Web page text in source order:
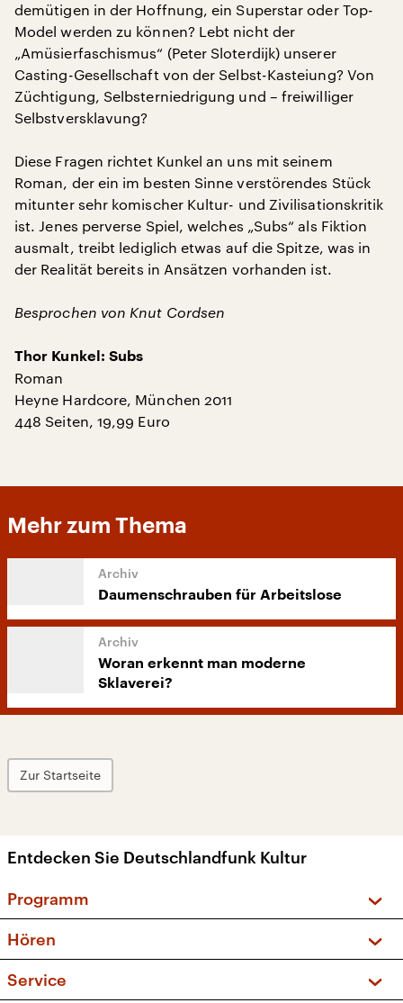
demütigen in der Hoffnung, ein Superstar oder Top-
Model werden zu können? Lebt nicht der
„Amüsierfaschismus“ (Peter Sloterdijk) unserer
Casting-Gesellschaft von der Selbst-Kasteiung? Von
Züchtigung, Selbsterniedrigung und – freiwilliger
Selbstversklavung?
Diese Fragen richtet Kunkel an uns mit seinem
Roman, der ein im besten Sinne verstörendes Stück
mitunter sehr komischer Kultur- und Zivilisationskritik
ist. Jenes perverse Spiel, welches „Subs“ als Fiktion
ausmalt, treibt lediglich etwas auf die Spitze, was in
der Realität bereits in Ansätzen vorhanden ist.
Besprochen von Knut Cordsen
Thor Kunkel: Subs
Roman
Heyne Hardcore, München 2011
448 Seiten, 19,99 Euro
Mehr zum Thema
Daumenschrauben für Arbeitslose
Woran erkennt man moderne
Sklaverei?
Zur Startseite
Entdecken Sie Deutschlandfunk Kultur
Programm
Sendungen und Podcasts
Musikliste
Hören
Service